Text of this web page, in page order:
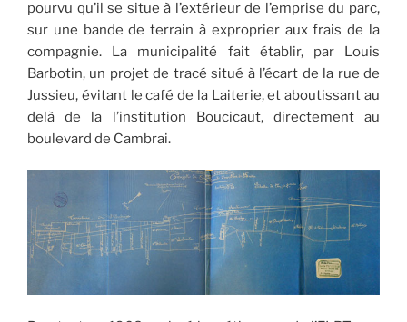
pourvu qu’il se situe à l’extérieur de l’emprise du parc,
sur une bande de terrain à exproprier aux frais de la
compagnie. La municipalité fait établir, par Louis
Barbotin, un projet de tracé situé à l’écart de la rue de
Jussieu, évitant le café de la Laiterie, et aboutissant au
delà de la l’institution Boucicaut, directement au
boulevard de Cambrai.